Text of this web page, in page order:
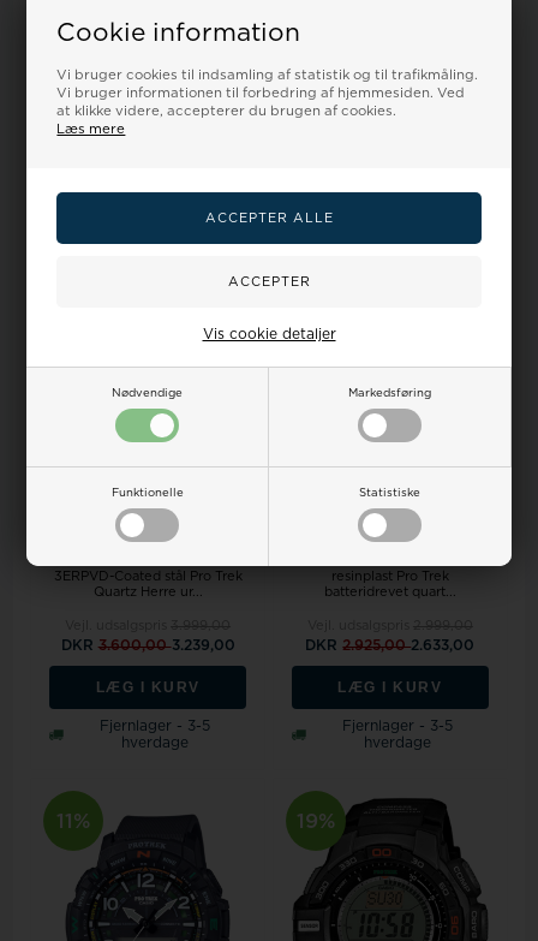
Cookie information
Vi bruger cookies til indsamling af statistik og til trafikmåling.
Vi bruger informationen til forbedring af hjemmesiden. Ved
at klikke videre, accepterer du brugen af cookies.
Læs mere
Nødvendige Markedsføring
Funktionelle Statistiske
Vis cookie detaljer
Model PRG-340-1ERSort
resinplast Pro-Tec Quartz
Vejl. udsalgspris 2.499,00
DKR2.250,002.024,00
Vejl. udsalgspris 3.999,00
DKR3.600,00
3ERPVD-Coated stål Pro Trek
Quartz Herre ur...
DKR 3.600,003.239,00
LÆG I KURV
Fjernlager - 3-5
hverdage
12%
resinplast Pro Trek
batteridrevet quart...
DKR2.925,002.633,00
LÆG I KURV
Fjernlager - 3-5
hverdage
11% 19%